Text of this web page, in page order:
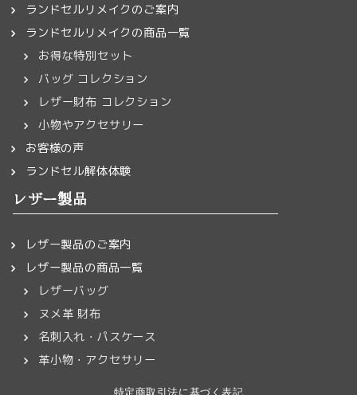
ランドセルリメイクのご案内
ランドセルリメイクの商品一覧
お得な特別セット
バッグ コレクション
レザー財布 コレクション
小物やアクセサリー
お客様の声
ランドセル解体体験
レザー製品
レザー製品のご案内
レザー製品の商品一覧
レザーバッグ
ヌメ革 財布
名刺入れ・パスケース
革小物・アクセサリー
特定商取引法に基づく表記